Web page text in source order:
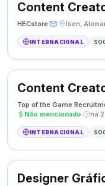
HECstore· · Isen,
INTERNACIONAL
Content
Top of the Game
Não mencionado· há
INTERNACIONAL
Designer